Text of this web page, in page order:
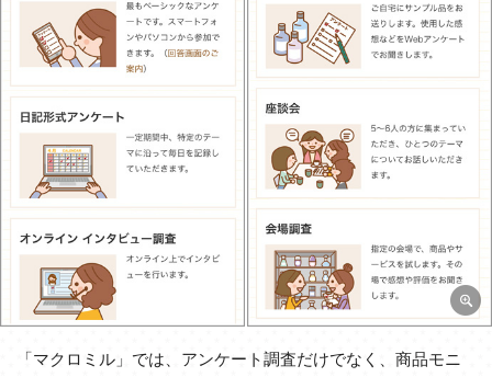
「マクロミル」では、アンケート調査だけでなく、商品モニ